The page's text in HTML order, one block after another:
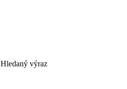
Hledaný výraz